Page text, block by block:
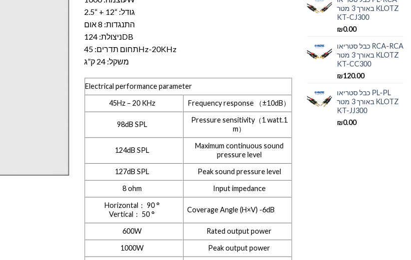
גודל: “12 + “2.5
התנגדות: 8 אום
ניצולת: 124DB
תחום תדרים: 45Hz-20KHz
משקל: 24 ק”ג
Electrical performance parameter
45Hz – 20 KHz
Frequency response （±10dB）
98dB SPL
Pressure sensitivity（1 watt.1
m）
124dB SPL
Maximum continuous sound
pressure level
127dB SPL
Peak sound pressure level
8 ohm
Input impedance
Horizontal： 90 °
Vertical： 50 °
Coverage Angle (H×V) -6dB
600W
Rated output power
1000W
Peak output power
באורך 3 מטר KLOTZ
KT-CJ300
₪0.00
כבל סטריאו RCA-RCA
באורך 3 מטר KLOTZ
KT-CC300
₪120.00
כבל סטריאו PL-PL
באורך 3 מטר KLOTZ
KT-JJ300
₪0.00